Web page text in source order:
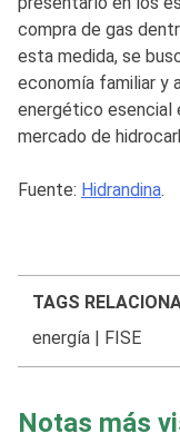
compra de gas
esta medida, se
economía familiar y
energético esencial
mercado de
Fuente: Hidrandina.
TAGS
energía| FISE
Notas más